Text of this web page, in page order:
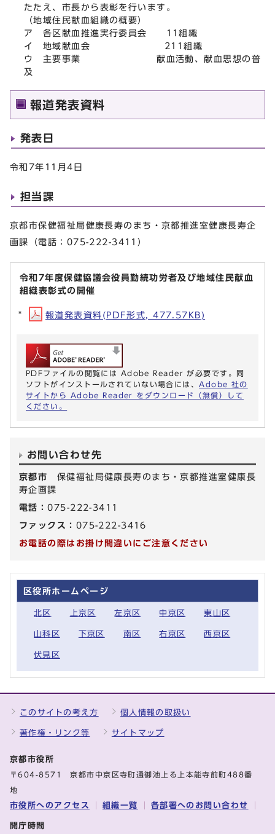
たたえ、市長から表彰を行います。
（地域住民献血組織の概要）
ア 各区献血推進実行委員会 11組織
イ 地域献血会 211組織
ウ 主要事業 献血活動、献血思想の普
及
報道発表資料
発表日
令和7年11月4日
担当課
京都市保健福祉局健康長寿のまち・京都推進室健康長寿企
画課（電話：075-222-3411）
令和7年度保健協議会役員勤続功労者及び地域住民献血
組織表彰式の開催
報道発表資料(PDF形式, 477.57KB)
PDFファイルの閲覧には Adobe Reader が必要です。同
ソフトがインストールされていない場合には、 Adobe 社の
サイトから Adobe Reader をダウンロード（無償）して
ください。
お問い合わせ先
京都市 保健福祉局健康長寿のまち・京都推進室健康長
寿企画課
電話：075-222-3411
ファックス： 075-222-3416
お電話の際はお掛け間違いにご注意ください
区役所ホームページ
北区 上京区 左京区 中京区 東山区
山科区 下京区 南区 右京区 西京区
伏見区
このサイトの考え方 個人情報の取扱い
著作権・リンク等 サイトマップ
京都市役所
〒604-8571 京都市中京区寺町通御池上る上本能寺前町488番
地
市役所へのアクセス 組織一覧 各部署へのお問い合わせ
開庁時間